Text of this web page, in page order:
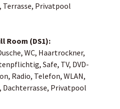
Terrasse, Privatpool
Room (DS1):
WC, Haartrockner,
Safe, TV, DVD-
Radio, Telefon, WLAN,
Dachterrasse, Privatpool